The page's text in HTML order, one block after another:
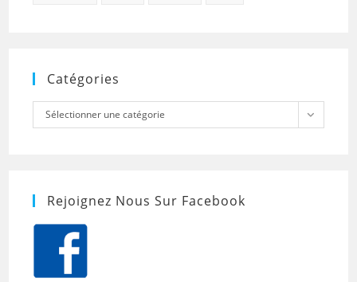
Catégories
Catégories
Sélectionner une catégorie
Rejoignez Nous Sur Facebook